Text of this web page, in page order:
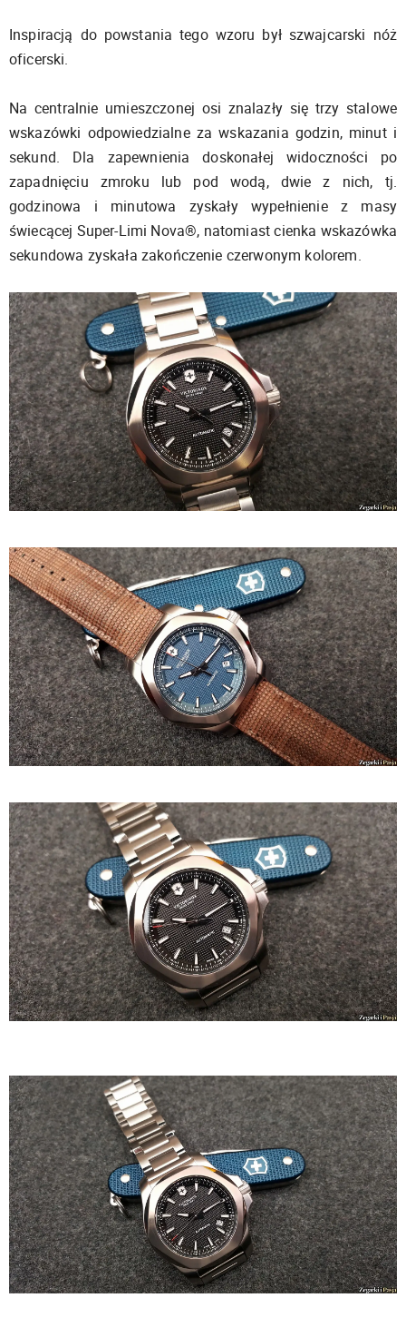
Inspiracją do powstania tego wzoru był szwajcarski nóż
oficerski.
Na centralnie umieszczonej osi znalazły się trzy stalowe
wskazówki odpowiedzialne za wskazania godzin, minut i
sekund. Dla zapewnienia doskonałej widoczności po
zapadnięciu zmroku lub pod wodą, dwie z nich, tj.
godzinowa i minutowa zyskały wypełnienie z masy
świecącej Super-Limi Nova®️, natomiast cienka wskazówka
sekundowa zyskała zakończenie czerwonym kolorem.